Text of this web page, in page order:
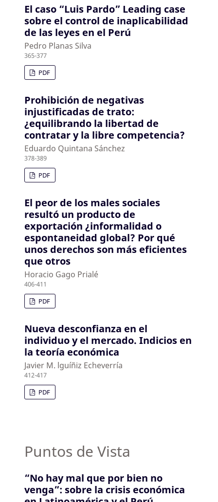
El caso “Luis Pardo” Leading case
sobre el control de inaplicabilidad
de las leyes en el Perú
Pedro Planas Silva
365-377
PDF
Prohibición de negativas
injustificadas de trato:
¿equilibrando la libertad de
contratar y la libre competencia?
Eduardo Quintana Sánchez
378-389
PDF
El peor de los males sociales
resultó un producto de
exportación ¿informalidad o
espontaneidad global? Por qué
unos derechos son más eficientes
que otros
Horacio Gago Prialé
406-411
PDF
Nueva desconfianza en el
individuo y el mercado. Indicios en
la teoría económica
Javier M. lguíñiz Echeverría
412-417
PDF
Puntos de Vista
“No hay mal que por bien no
venga”: sobre la crisis económica